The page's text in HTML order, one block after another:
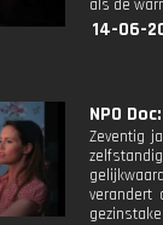
als de
14-06-
NPO
Zeventig
verandert